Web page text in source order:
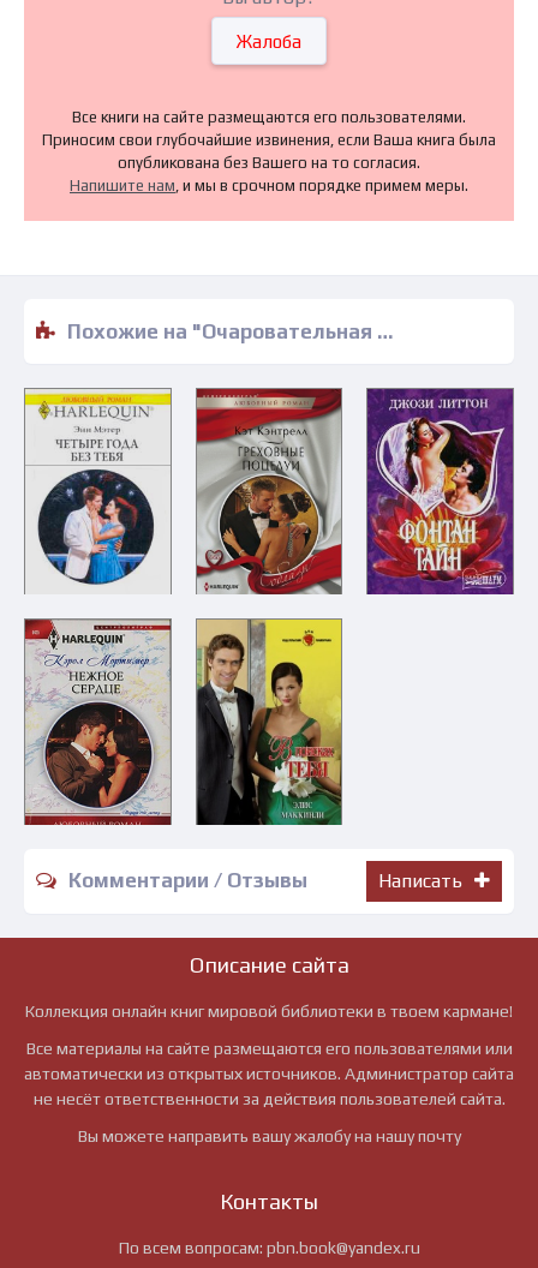
Жалоба
Все книги на сайте размещаются его пользователями.
Приносим свои глубочайшие извинения, если Ваша книга была
опубликована без Вашего на то согласия.
Напишите нам, и мы в срочном порядке примем меры.
Похожие на "Очаровательная должница - Эва Киншоу" книги читать бесплатно полные версии
Комментарии / Отзывы Написать
Описание сайта
Коллекция онлайн книг мировой библиотеки в твоем кармане!
Все материалы на сайте размещаются его пользователями или
автоматически из открытых источников. Администратор сайта
не несёт ответственности за действия пользователей сайта.
Вы можете направить вашу жалобу на нашу почту
Контакты
По всем вопросам: pbn.book@yandex.ru